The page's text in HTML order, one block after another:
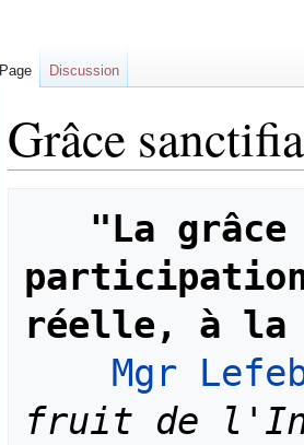
Grâce
navigation
recherche
"La
réelle, à la
Mgr
fruit de
Page Discussion